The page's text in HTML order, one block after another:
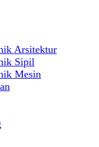
Arsitektur
Sipil
Mesin